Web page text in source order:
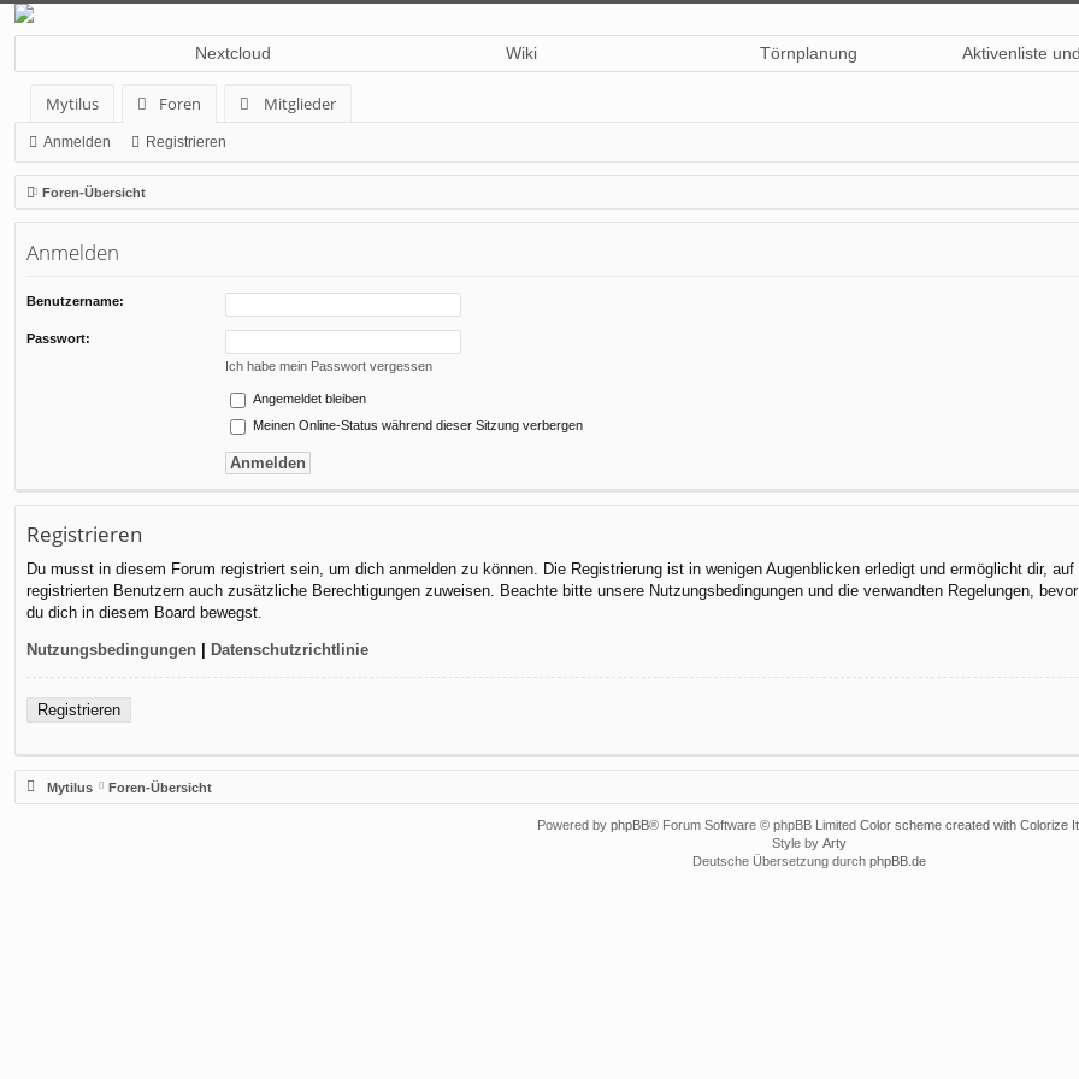
Nextcloud Wiki Törnplanung Aktivenliste
Mytilus Foren
Mitglieder
Anmelden Registrieren
Foren-Übersicht
Anmelden
Benutzername:
Passwort:
Ich habe mein Passwort vergessen
Angemeldet bleiben
Meinen Online-Status während dieser Sitzung verbergen
Registrieren
Du musst in diesem Forum registriert sein, um dich anmelden zu können. Die Registrierung ist in wenigen Augenblicken erledigt und ermöglicht dir,
registrierten Benutzern auch zusätzliche Berechtigungen zuweisen. Beachte bitte unsere Nutzungsbedingungen und die verwandten Regelungen,
du dich in diesem Board bewegst.
Nutzungsbedingungen | Datenschutzrichtlinie
Registrieren
Mytilus Foren-Übersicht
Powered by phpBB® Forum Software © phpBB Limited Color scheme created with Colorize It.
Style by Arty
Deutsche Übersetzung durch phpBB.de